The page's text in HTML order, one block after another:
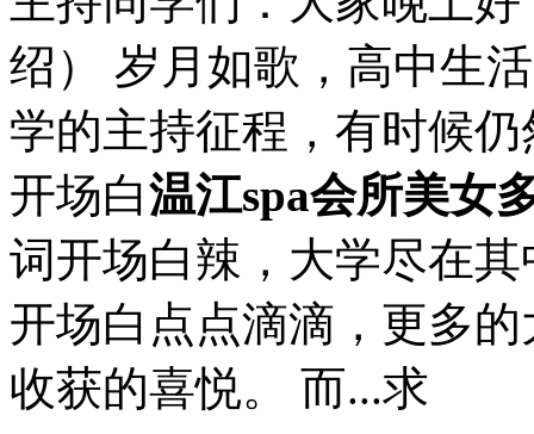
绍） 岁月如歌，高中生
学的主持征程，有时候
开场白温江spa会所美女
词开场白辣，大学尽在
开场白点点滴滴，更多的
收获的喜悦。 而...求